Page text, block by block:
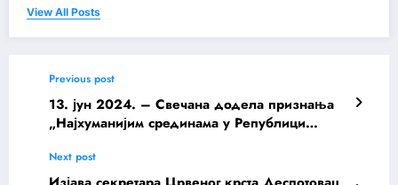
View All Posts
Previous post
13. јун 2024. – Свечана додела признања
„Најхуманијим срединама у Републици
значи“
Next post